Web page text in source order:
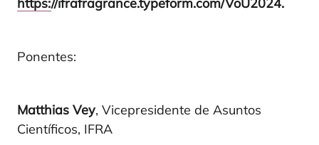
https://ifrafragrance.typeform.com/VoU2024.
Ponentes:
Matthias Vey, Vicepresidente de Asuntos
Científicos, IFRA